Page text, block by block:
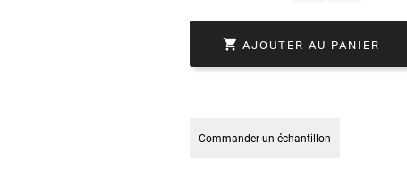
 AJOUTER AU PANIER
Commander un échantillon